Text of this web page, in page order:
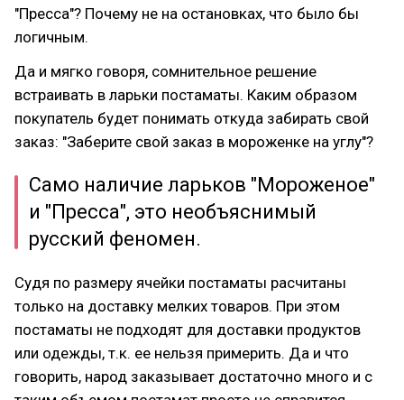
"Пресса"? Почему не на остановках, что было бы
логичным.
Да и мягко говоря, сомнительное решение
встраивать в ларьки постаматы. Каким образом
покупатель будет понимать откуда забирать свой
заказ: "Заберите свой заказ в мороженке на углу"?
Само наличие ларьков "Мороженое"
и "Пресса", это необъяснимый
русский феномен.
Судя по размеру ячейки постаматы расчитаны
только на доставку мелких товаров. При этом
постаматы не подходят для доставки продуктов
или одежды, т.к. ее нельзя примерить. Да и что
говорить, народ заказывает достаточно много и с